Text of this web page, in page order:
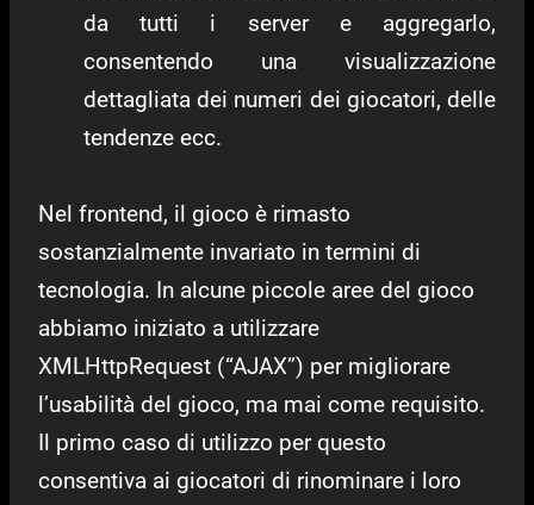
da tutti i server e aggregarlo,
consentendo una visualizzazione
dettagliata dei numeri dei giocatori, delle
tendenze ecc.
Nel frontend, il gioco è rimasto
sostanzialmente invariato in termini di
tecnologia. In alcune piccole aree del gioco
abbiamo iniziato a utilizzare
XMLHttpRequest (“AJAX”) per migliorare
l’usabilità del gioco, ma mai come requisito.
Il primo caso di utilizzo per questo
consentiva ai giocatori di rinominare i loro